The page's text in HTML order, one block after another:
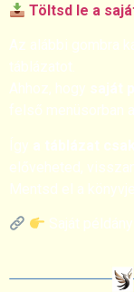
Töltsd le a
Az alábbi gombra
táblázatot.
Ahhoz, hogy saját
felső menüsorban
Így a táblázat
előveheted,
Mentsd el a
Saját